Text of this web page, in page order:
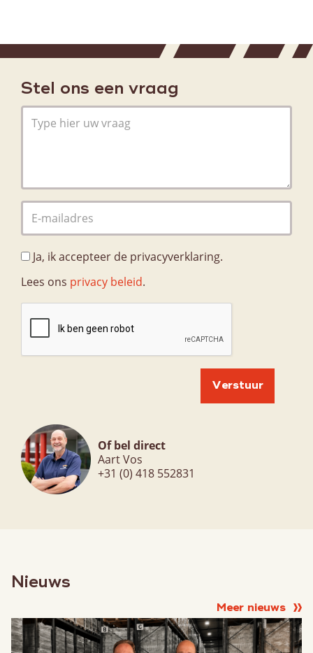
Stel ons een vraag
Ja, ik accepteer de privacyverklaring.
Lees ons privacy beleid.
Of bel direct
Aart Vos
+31 (0) 418 552831
Nieuws
Meer nieuws